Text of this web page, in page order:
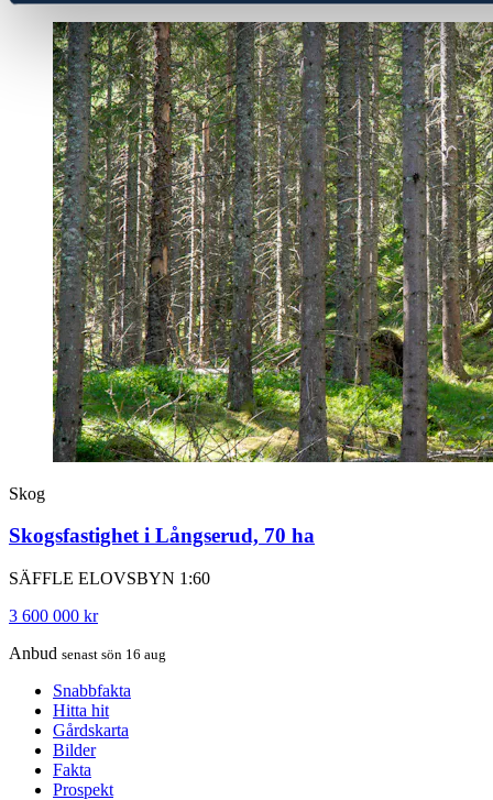
Skog
Skogsfastighet i Långserud, 70 ha
SÄFFLE ELOVSBYN 1:60
3 600 000 kr
Anbud senast sön 16 aug
Snabbfakta
Hitta hit
Gårdskarta
Bilder
Fakta
Prospekt